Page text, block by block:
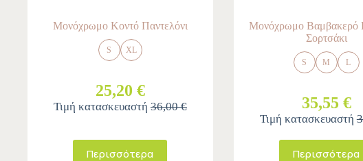
Μονόχρωμο Κοντό Παντελόνι
S XL
25,20 €
Τιμή κατασκευαστή 36,00 €
Περισσότερα
Μονόχρωμο Βαμβακερό
Σορτσάκι
S M L
35,55 €
Τιμή κατασκευαστή
Περισσότερα